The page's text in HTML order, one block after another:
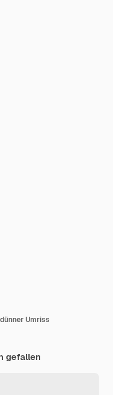
Umriss
gefallen